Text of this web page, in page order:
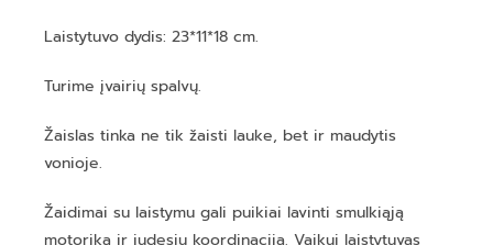
Laistytuvo dydis: 23*11*18 cm.
Turime įvairių spalvų.
Žaislas tinka ne tik žaisti lauke, bet ir maudytis
vonioje.
Žaidimai su laistymu gali puikiai lavinti smulkiąją
motoriką ir judesių koordinaciją. Vaikui laistytuvas